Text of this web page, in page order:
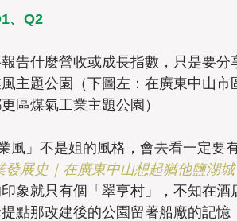
、Q2
告什麼營收或成長指數，只是要
主題公園（下圖左：在廣東中山
區煤氣工業主題公園）
發展史｜在廣東中山想起猶他鹽湖城
象就只有個「翠亨村」，不知在
點那改建後的公園留著船廠的記